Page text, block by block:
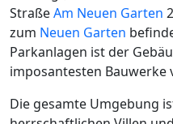
StraßeAm Neuen Garten
zum Neuen Garten
Parkanlagen ist der
imposantesten Bauwerke
Die gesamte Umgebung